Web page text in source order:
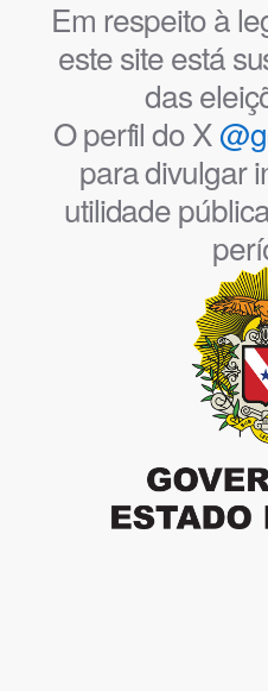
Em respeito à
este site está
das
O perfil do X
para divulgar
utilidade